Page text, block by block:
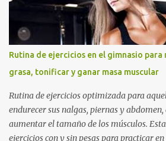
Rutina de ejercicios en el gimnasio para
grasa, tonificar y ganar masa muscular
Rutina de ejercicios optimizada para
endurecer sus nalgas, piernas y
aumentar el tamaño de los músculos.
ejercicios con y sin pesas para practicar